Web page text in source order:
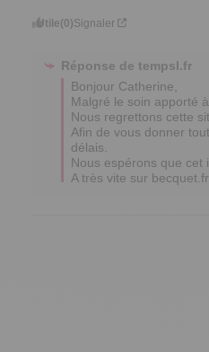
Utile(0)Signaler
Réponse detempsl.fr
Bonjour Catherine,
Malgré le soin apporté
Nous regrettons cette
Afin de vous donner
délais.
Nous espérons que cet
A très vite sur becquet.fr.